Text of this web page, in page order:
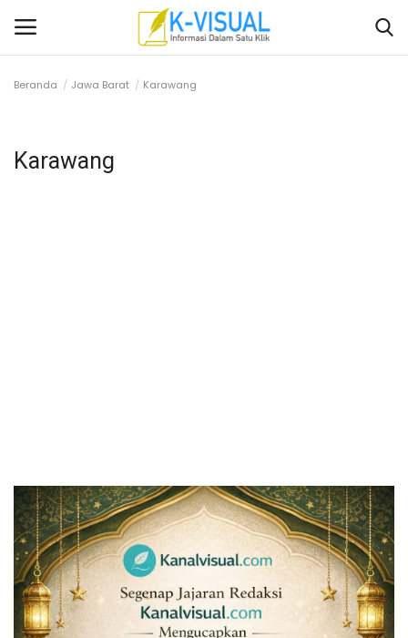
Beranda
Kalbar
Sumut
News
Jawa Barat
Beranda Jawa Barat Karawang
Karawang